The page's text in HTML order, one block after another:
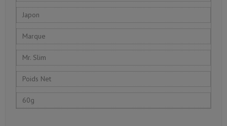
Japon
Marque
Mr. Slim
Poids Net
60g